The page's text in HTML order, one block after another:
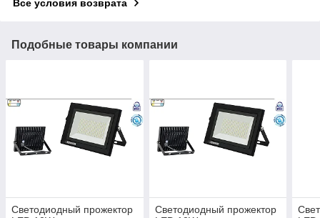
Все условия возврата
Подобные товары компании
Светодиодный прожектор
Светодиодный прожектор